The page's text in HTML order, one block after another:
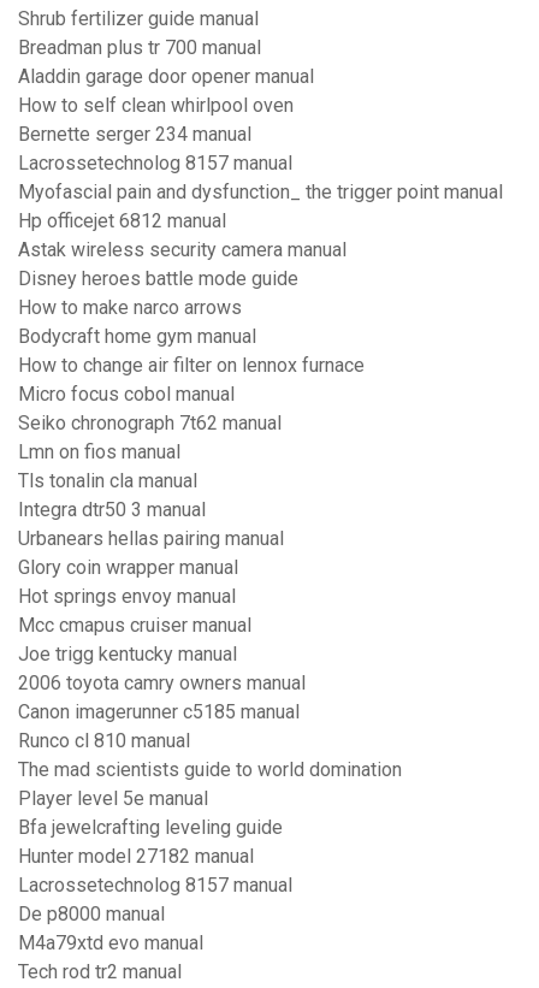
Shrub fertilizer guide manual
Breadman plus tr 700 manual
Aladdin garage door opener manual
How to self clean whirlpool oven
Bernette serger 234 manual
Lacrossetechnolog 8157 manual
Myofascial pain and dysfunction_ the trigger point manual
Hp officejet 6812 manual
Astak wireless security camera manual
Disney heroes battle mode guide
How to make narco arrows
Bodycraft home gym manual
How to change air filter on lennox furnace
Micro focus cobol manual
Seiko chronograph 7t62 manual
Lmn on fios manual
Tls tonalin cla manual
Integra dtr50 3 manual
Urbanears hellas pairing manual
Glory coin wrapper manual
Hot springs envoy manual
Mcc cmapus cruiser manual
Joe trigg kentucky manual
2006 toyota camry owners manual
Canon imagerunner c5185 manual
Runco cl 810 manual
The mad scientists guide to world domination
Player level 5e manual
Bfa jewelcrafting leveling guide
Hunter model 27182 manual
Lacrossetechnolog 8157 manual
De p8000 manual
M4a79xtd evo manual
Tech rod tr2 manual